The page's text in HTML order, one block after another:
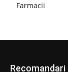
Farmacii
Recomandari